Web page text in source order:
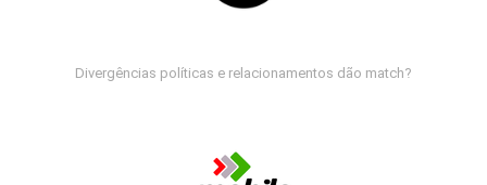
Divergências políticas e relacionamentos dão match?